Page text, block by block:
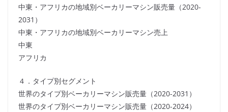
中東・アフリカの地域別ベーカリーマシン販売量（2020-
2031）
中東・アフリカの地域別ベーカリーマシン売上
中東
アフリカ
４．タイプ別セグメント
世界のタイプ別ベーカリーマシン販売量（2020-2031）
世界のタイプ別ベーカリーマシン販売量（2020-2024）